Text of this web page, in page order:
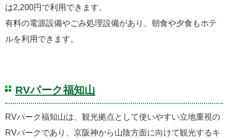
は2,200円で利用できます。
有料の電源設備やごみ処理設備があり、朝食や夕食もホテ
ルを利用できます。
RVパーク福知山
RVパーク福知山は、観光拠点として使いやすい立地重視の
RVパークであり、京阪神から山陰方面に向けて観光するキ